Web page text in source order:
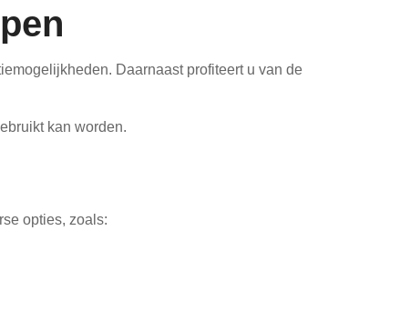
Daarnaast profiteert u van de
kan worden.
opties, zoals: